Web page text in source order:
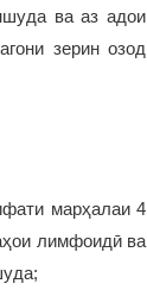
ва аз адои
зерин озод
марҳалаи 4
лимфоидӣ ва